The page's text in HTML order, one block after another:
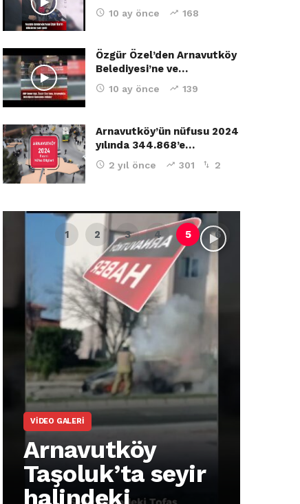
10 ay önce 168
Özgür Özel’den Arnavutköy
Belediyesi’ne ve…
10 ay önce 139
Arnavutköy’ün nüfusu 2024
yılında 344.868’e…
2 yıl önce 301 2
VIDEO GALERI
Arnavutköy
Taşoluk’ta seyir
halindeki